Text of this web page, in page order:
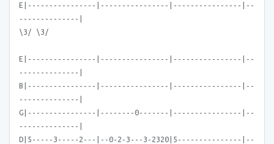
E|----------------|----------------|----------------|--
--------------|
\3/ \3/
E|----------------|----------------|----------------|--
--------------|
B|----------------|----------------|----------------|--
--------------|
G|----------------|--------0-------|----------------|--
--------------|
D|5-----3-----2---|--0-2-3---3-2320|5---------------|--